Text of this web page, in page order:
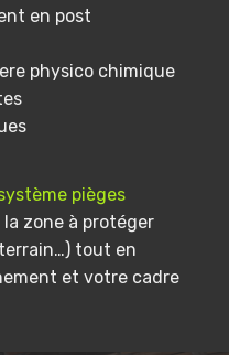
en post
physico chimique
pièges
la zone à protéger
tout en
et votre cadre